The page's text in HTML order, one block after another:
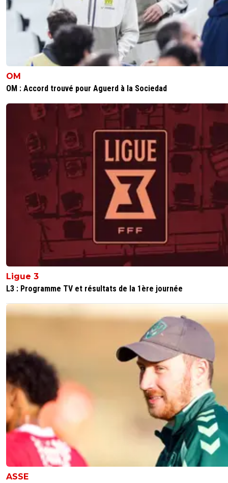
OM
OM : Accord trouvé pour Aguerd à la Sociedad
Ligue 3
L3 : Programme TV et résultats de la 1ère journée
ASSE